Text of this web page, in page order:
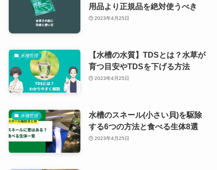
用品より正規品を絶対使うべき
2023年4月25日
水槽管理
【水槽の水質】TDSとは？水草が
育つ目安やTDSを下げる方法
2023年4月25日
水槽管理
水槽のスネール(小さい貝)を駆除
する6つの方法と食べる生体8選
2023年4月25日